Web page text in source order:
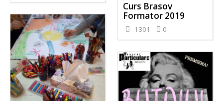
Curs Brasov
Formator 2019
1301 0